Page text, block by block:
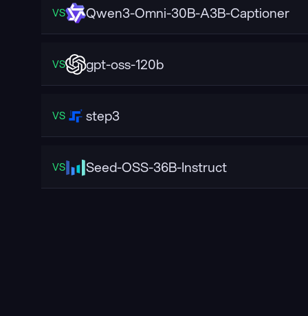
VS Qwen3-Omni-30B-A3B-Captioner
VS gpt-oss-120b
VS step3
VS Seed-OSS-36B-Instruct